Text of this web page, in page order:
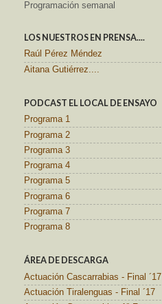
Programación semanal
LOS NUESTROS EN PRENSA....
Raúl Pérez Méndez
Aitana Gutiérrez....
PODCAST EL LOCAL DE ENSAYO
Programa 1
Programa 2
Programa 3
Programa 4
Programa 5
Programa 6
Programa 7
Programa 8
ÁREA DE DESCARGA
Actuación Cascarrabias - Final ´17
Actuación Tiralenguas - Final ´17